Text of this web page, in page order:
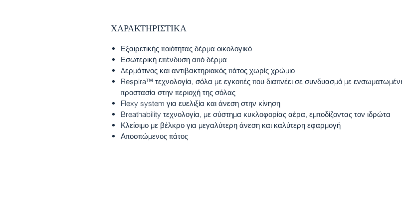
ΧΑΡΑΚΤΗΡΙΣΤΙΚΑ
Εξαιρετικής ποιότητας δέρμα οικολογικό
Εσωτερική επένδυση από δέρμα
Δερμάτινος και αντιβακτηριακός πάτος χωρίς χρώμιο
Respira™ τεχνολογία, σόλα με εγκοπές που διαπνέει σε συνδυασμό με
προστασία στην περιοχή της σόλας
Flexy system για ευελιξία και άνεση στην κίνηση
Breathability τεχνολογία, με σύστημα κυκλοφορίας αέρα, εμποδίζοντας τον ιδρώτα
Κλείσιμο με βέλκρο για μεγαλύτερη άνεση και καλύτερη εφαρμογή
Αποσπώμενος πάτος